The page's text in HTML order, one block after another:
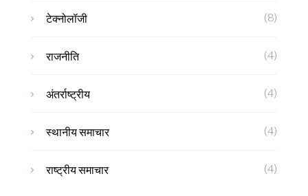
टेक्नोलॉजी (8)
राजनीति (4)
अंतर्राष्ट्रीय (4)
स्थानीय समाचार (4)
राष्ट्रीय समाचार (4)